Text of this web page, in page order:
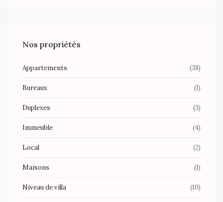
Nos propriétés
Appartements (38)
Bureaux (1)
Duplexes (3)
Immeuble (4)
Local (2)
Maisons (1)
Niveau de villa (10)